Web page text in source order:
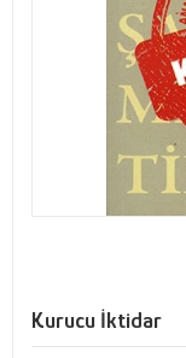
Kurucu İktidar